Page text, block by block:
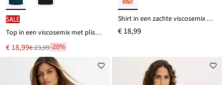
SALE
Top in een viscosemix met plissélook
Nu
voor
€ 18,99
Van € 23,99-20%
Shirt in een zachte viscosemix met drapering
€ 18,99